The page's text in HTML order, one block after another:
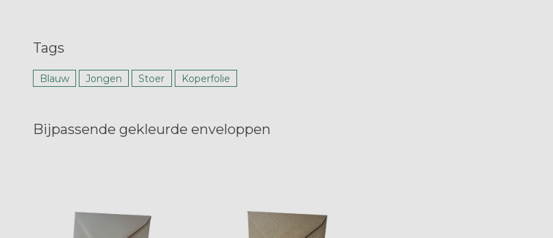
Tags
Blauw Jongen Stoer Koperfolie
Bijpassende gekleurde enveloppen